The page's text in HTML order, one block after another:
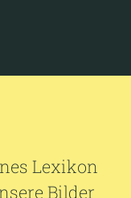
Lexikon
Bilder